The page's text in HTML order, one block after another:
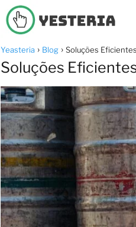
Yeasteria Blog Soluções
Soluções